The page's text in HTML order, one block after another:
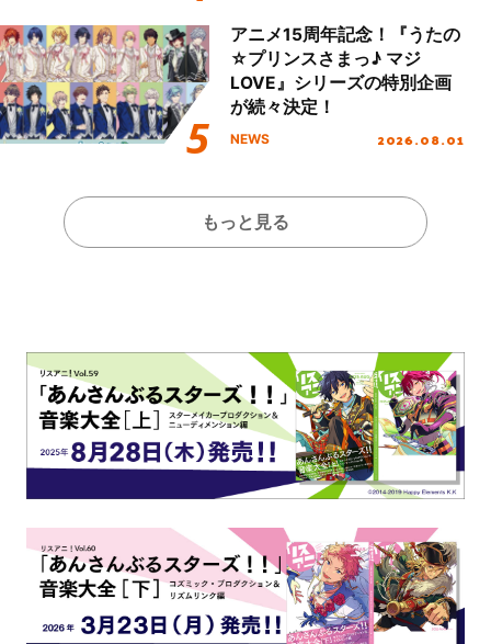
アニメ15周年記念！『うたの
☆プリンスさまっ♪ マジ
LOVE』シリーズの特別企画
が続々決定！
NEWS 2026.08.01
もっと見る